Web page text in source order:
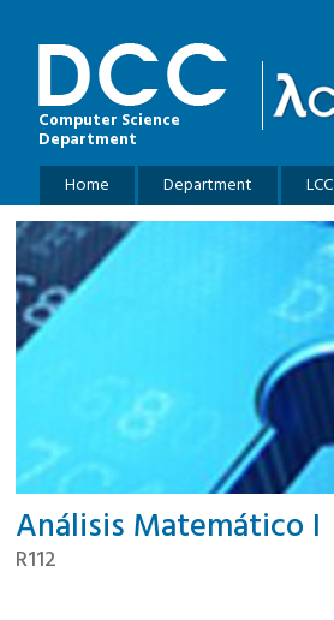
Computer Science
Department
Main menu
Home Department LCC
Análisis Matemático I
R112